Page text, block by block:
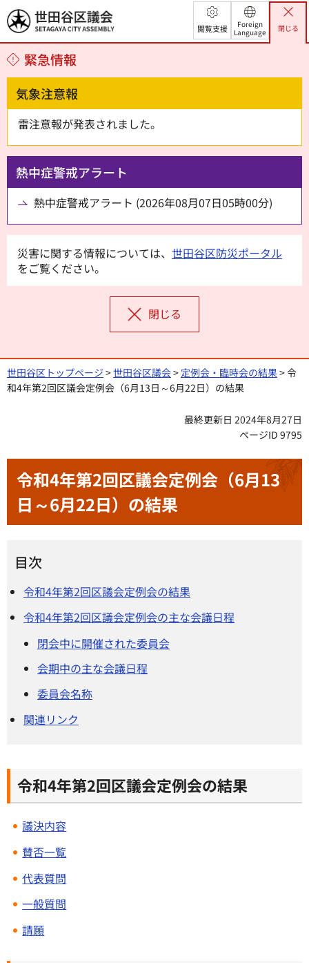
世田谷区議会
閲覧支援
Foreign
Language
閉じる
緊急情報
気象注意報
雷注意報が発表されました。
熱中症警戒アラート
熱中症警戒アラート (2026年08月07日05時00分)
災害に関する情報については、 世田谷区防災ポータル
をご覧ください。
閉じる
世田谷区トップページ >世田谷区議会> 定例会・臨時会の結果> 令
和4年第2回区議会定例会（6月13日～6月22日）の結果
最終更新日 2024年8月27日
ページID 9795
令和4年第2回区議会定例会（6月13
日～6月22日）の結果
目次
令和4年第2回区議会定例会の結果
令和4年第2回区議会定例会の主な会議日程
閉会中に開催された委員会
会期中の主な会議日程
委員会名称
関連リンク
令和4年第2回区議会定例会の結果
議決内容
賛否一覧
代表質問
一般質問
請願